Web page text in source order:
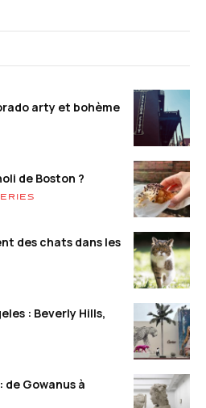
arty et bohème
de Boston ?
des chats dans les
: Beverly Hills,
de Gowanus à